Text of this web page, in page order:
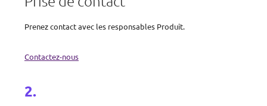
Prenez contact avec les responsables Produit.
Contactez-nous